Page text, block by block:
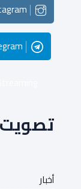
تصويت
أخبار